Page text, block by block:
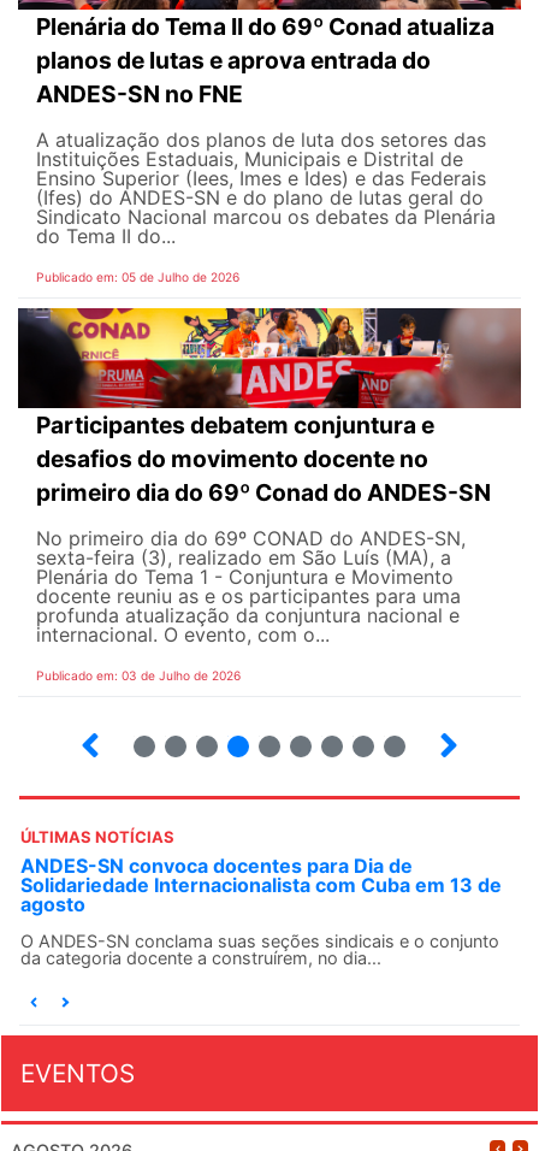
Plenária do Tema II do 69º Conad atualiza
planos de lutas e aprova entrada do
ANDES-SN no FNE
A atualização dos planos de luta dos setores das
Instituições Estaduais, Municipais e Distrital de
Ensino Superior (Iees, Imes e Ides) e das Federais
(Ifes) do ANDES-SN e do plano de lutas geral do
Sindicato Nacional marcou os debates da Plenária
do Tema II do...
Publicado em: 05 de Julho de 2026
Participantes debatem conjuntura e
desafios do movimento docente no
primeiro dia do 69º Conad do ANDES-SN
No primeiro dia do 69º CONAD do ANDES-SN,
sexta-feira (3), realizado em São Luís (MA), a
Plenária do Tema 1 - Conjuntura e Movimento
docente reuniu as e os participantes para uma
profunda atualização da conjuntura nacional e
internacional. O evento, com o...
Publicado em: 03 de Julho de 2026
ÚLTIMAS NOTÍCIAS
ANDES-SN convoca docentes para Dia de
Solidariedade Internacionalista com Cuba em 13 de
agosto
O ANDES-SN conclama suas seções sindicais e o conjunto
da categoria docente a construírem, no dia...
EVENTOS